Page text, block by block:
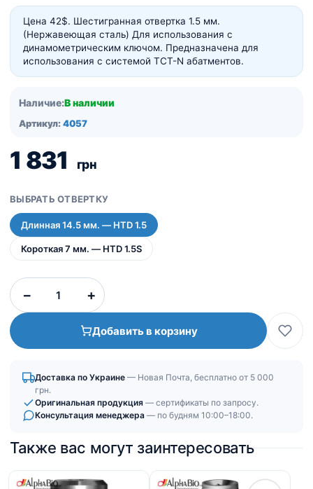
Цена 42$. Шестигранная отвертка 1.5 мм.
(Нержавеющая сталь) Для использования с
динамометрическим ключом. Предназначена для
использования с системой TCT-N абатментов.
Наличие:В наличии
Артикул: 4057
1 831 грн
ВЫБРАТЬ ОТВЕРТКУ
Длинная 14.5 мм. — HTD 1.5
Короткая 7 мм. — HTD 1.5S
−
Количество
товара
шестигранная
1.5
|
под
динамометрический
+
Добавить в корзину
Доставка по Украине — Новая Почта, бесплатно от 5 000
грн.
Оригинальная продукция — сертификаты по запросу.
Консультация менеджера — по будням 10:00–18:00.
Также вас могут заинтересовать